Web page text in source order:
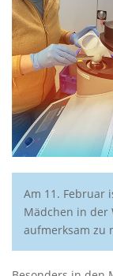
Am 11. Februar
Mädchen in der
aufmerksam zu